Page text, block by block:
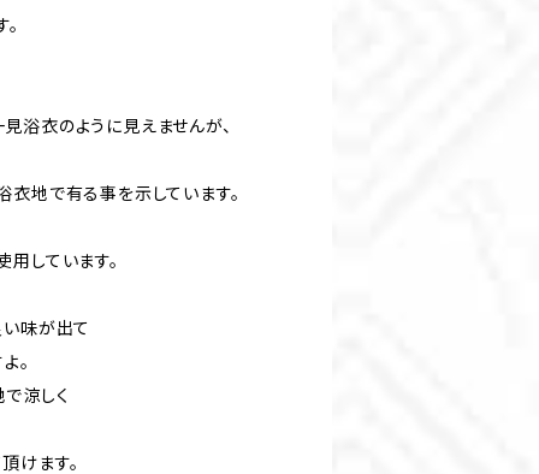
浴衣のように見えませんが、
地で有る事を示しています。
しています。
い味が出て
。
涼しく
けます。